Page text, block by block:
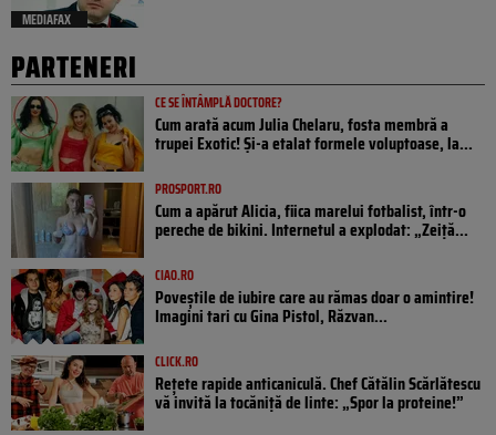
MEDIAFAX
PARTENERI
CE SE ÎNTÂMPLĂ DOCTORE?
Cum arată acum Julia Chelaru, fosta membră a
trupei Exotic! Și-a etalat formele voluptoase, la...
PROSPORT.RO
Cum a apărut Alicia, fiica marelui fotbalist, într-o
pereche de bikini. Internetul a explodat: „Zeiță...
CIAO.RO
Poveştile de iubire care au rămas doar o amintire!
Imagini tari cu Gina Pistol, Răzvan...
CLICK.RO
Rețete rapide anticaniculă. Chef Cătălin Scărlătescu
vă invită la tocăniță de linte: „Spor la proteine!”